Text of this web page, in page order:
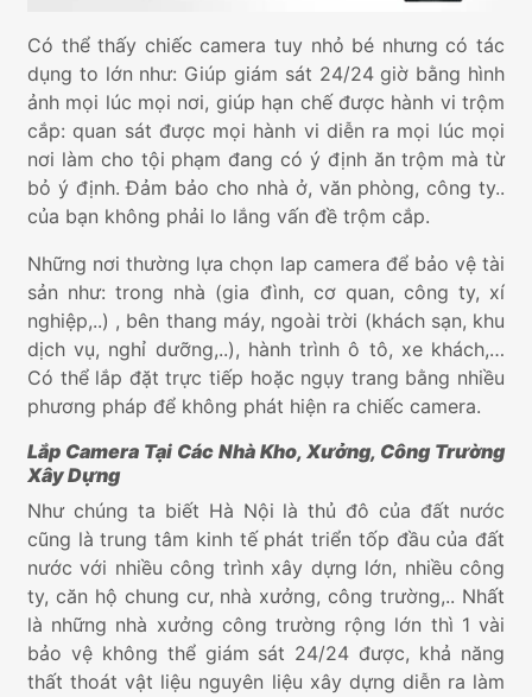
Có thể thấy chiếc camera tuy nhỏ bé nhưng có tác
dụng to lớn như: Giúp giám sát 24/24 giờ bằng hình
ảnh mọi lúc mọi nơi, giúp hạn chế được hành vi trộm
cắp: quan sát được mọi hành vi diễn ra mọi lúc mọi
nơi làm cho tội phạm đang có ý định ăn trộm mà từ
bỏ ý định. Đảm bảo cho nhà ở, văn phòng, công ty..
của bạn không phải lo lắng vấn đề trộm cắp.
Những nơi thường lựa chọn lap camera để bảo vệ tài
sản như: trong nhà (gia đình, cơ quan, công ty, xí
nghiệp,..) , bên thang máy, ngoài trời (khách sạn, khu
dịch vụ, nghỉ dưỡng,..), hành trình ô tô, xe khách,…
Có thể lắp đặt trực tiếp hoặc ngụy trang bằng nhiều
phương pháp để không phát hiện ra chiếc camera.
Lắp Camera Tại Các Nhà Kho, Xưởng, Công Trường
Xây Dựng
Như chúng ta biết Hà Nội là thủ đô của đất nước
cũng là trung tâm kinh tế phát triển tốp đầu của đất
nước với nhiều công trình xây dựng lớn, nhiều công
ty, căn hộ chung cư, nhà xưởng, công trường,.. Nhất
là những nhà xưởng công trường rộng lớn thì 1 vài
bảo vệ không thể giám sát 24/24 được, khả năng
thất thoát vật liệu nguyên liệu xây dựng diễn ra làm